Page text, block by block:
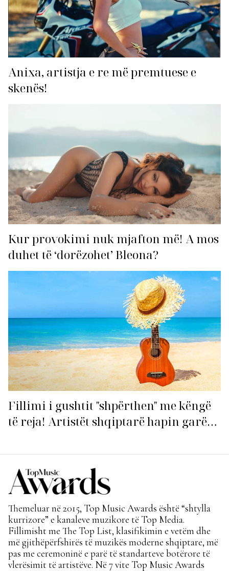
Anixa, artistja e re më premtuese e
skenës!
Kur provokimi nuk mjafton më! A mos
duhet të ‘dorëzohet’ Bleona?
Fillimi i gushtit "shpërthen" me këngë
të reja! Artistët shqiptarë hapin garën
Themeluar në 2015, Top Music Awards është “shtylla
kurrizore” e kanaleve muzikore të Top Media.
Fillimisht me The Top List, klasifikimin e vetëm dhe
më gjithëpërfshirës të muzikës moderne shqiptare, më
pas me ceremoninë e parë të standarteve botërore të
vlerësimit të artistëve. Në 7 vite Top Music Awards